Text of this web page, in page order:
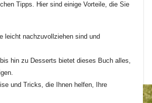
Tipps. Hier sind einige Vorteile, die Sie
leicht nachzuvollziehen sind und
hin zu Desserts bietet dieses Buch alles,
und Tricks, die Ihnen helfen, Ihre